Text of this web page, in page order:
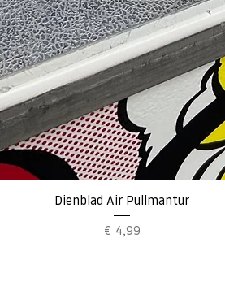
Snel overzicht
Dienblad Air Pullmantur
Prijs
€ 4,99